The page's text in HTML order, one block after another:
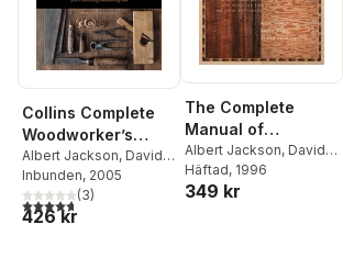
Collins Complete
Woodworker’s
Manual
Albert Jackson, David
Day
Inbunden, 2005
4,7utav 5 stjärnor. Totalt antal röster:
(3)
426 kr
The Complete
Manual of
Woodworking
Albert Jackson, David
Day
Häftad, 1996
349 kr